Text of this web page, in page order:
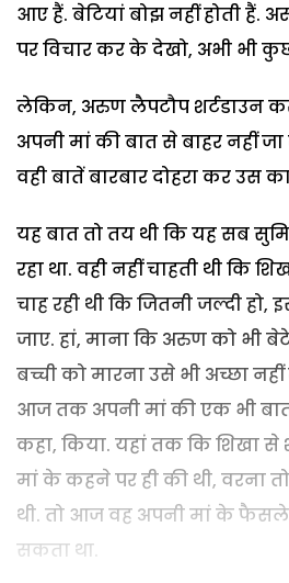
आए हैं. बेटियां बोझ नहीं होती हैं.
पर विचार कर के देखो, अभी भी कुछ
लेकिन, अरुण लैपटौप शर्टडाउन
अपनी मां की बात से बाहर नहीं
वही बातें बारबार दोहरा कर उस
यह बात तो तय थी कि यह सब
रहा था. वही नहीं चाहती थी कि
चाह रही थी कि जितनी जल्दी हो,
जाए. हां, माना कि अरुण को भी
बच्ची को मारना उसे भी अच्छा
आज तक अपनी मां की एक भी बात
कहा, किया. यहां तक कि शिखा से
मां के कहने पर ही की थी, वरना
थी. तो आज वह अपनी मां के
सकता था.